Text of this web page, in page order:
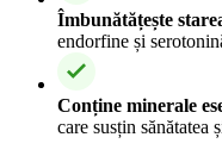
Îmbunătățește
endorfine și
Conține minerale
care susțin sănătatea